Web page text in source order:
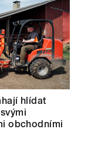
hlídat
obchodními